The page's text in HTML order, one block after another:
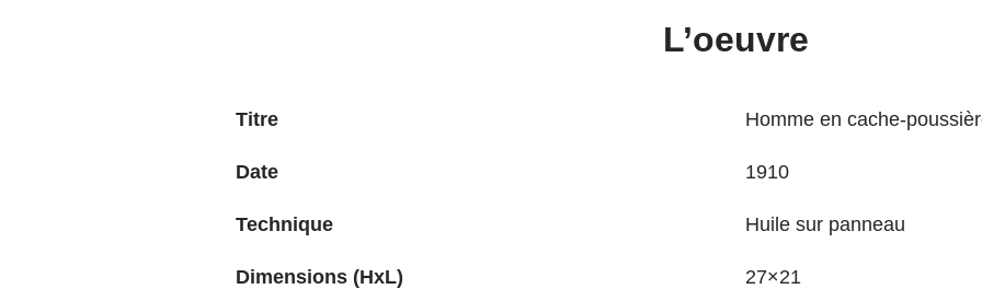
L’oeuvre
Titre Homme en cache-
Date 1910
Technique Huile sur panneau
Dimensions (HxL) 27×21